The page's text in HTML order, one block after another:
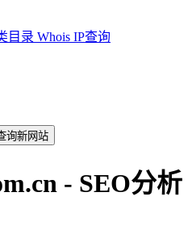
目录 Whois IP查询
询新网站
- SEO分析